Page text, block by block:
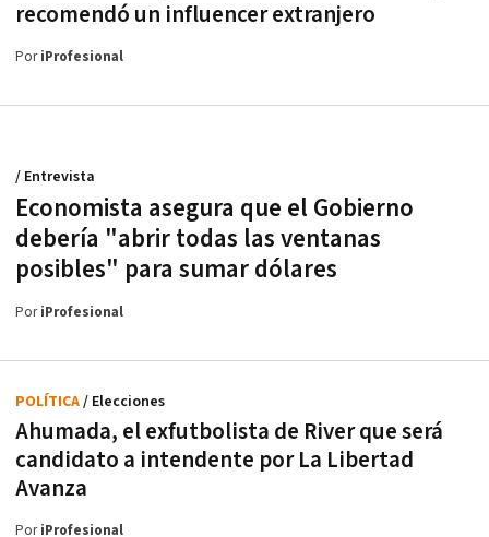
recomendó un influencer extranjero
PoriProfesional
Economista asegura que el Gobierno
debería "abrir todas las ventanas
posibles" para sumar dólares
/ Entrevista
PoriProfesional
Ahumada, el exfutbolista de River que será
candidato a intendente por La Libertad
Avanza
POLÍTICA/ Elecciones
PoriProfesional